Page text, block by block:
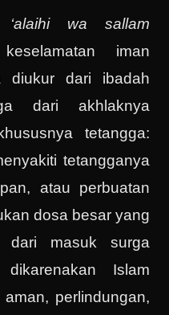
‘alaihi wa sallam
iman
diukur dari ibadah
dari akhlaknya
tetangga:
tetangganya
atau perbuatan
dosa besar yang
dari masuk surga
Islam
perlindungan,